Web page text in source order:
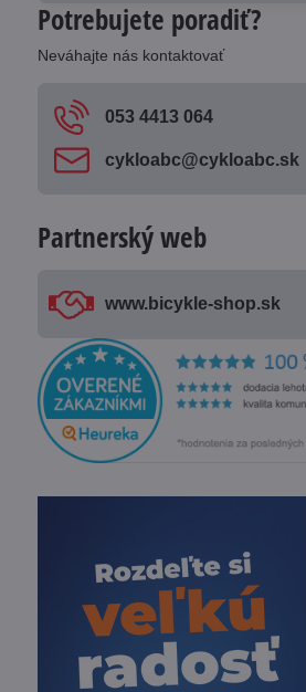
Potrebujete poradiť?
Neváhajte nás kontaktovať
053 4413 064
cykloabc​@cykloabc​.sk
Partnerský web
www​.bicykle-shop​.sk